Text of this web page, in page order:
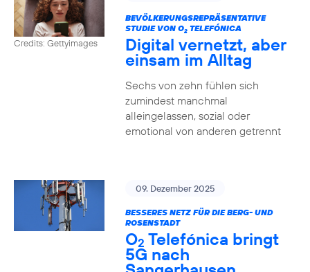
Credits: Gettyimages
BEVÖLKERUNGSREPRÄSENTATIVE
STUDIE VON O2TELEFÓNICA
Digital vernetzt, aber
einsam im Alltag
Sechs von zehn fühlen sich
zumindest manchmal
alleingelassen, sozial oder
emotional von anderen getrennt
09. Dezember 2025
BESSERES NETZ FÜR DIE BERG- UND
ROSENSTADT
O2 Telefónica bringt
5G nach